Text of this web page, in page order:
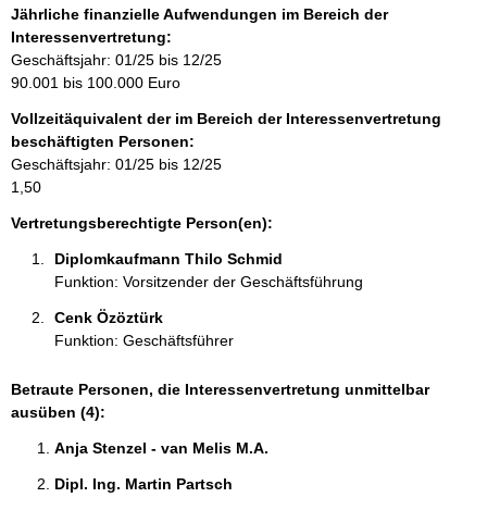
f
o
r
m
t
i
o
n
e
Jährliche finanzielle Aufwendungen im Bereich der
Interessenvertretung:
Geschäftsjahr: 01/25 bis 12/25
90.001 bis 100.000 Euro
Vollzeitäquivalent der im Bereich der Interessenvertretung
beschäftigten Personen:
Geschäftsjahr: 01/25 bis 12/25
1,50
Vertretungsberechtigte Person(en):
Diplomkaufmann Thilo Schmid
Funktion: Vorsitzender der Geschäftsführung
Cenk Özöztürk
Funktion: Geschäftsführer
Betraute Personen, die Interessenvertretung unmittelbar
ausüben (4):
Anja Stenzel - van Melis M.A.
Dipl. Ing. Martin Partsch